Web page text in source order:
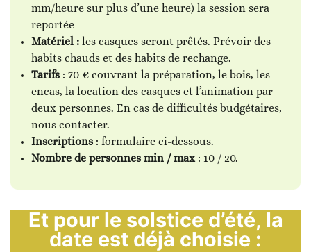
mm/heure sur plus d’une heure) la session sera
reportée
Matériel : les casques seront prêtés. Prévoir des
habits chauds et des habits de rechange.
Tarifs : 70 € couvrant la préparation, le bois, les
encas, la location des casques et l’animation par
deux personnes. En cas de difficultés budgétaires,
nous contacter.
Inscriptions : formulaire ci-dessous.
Nombre de personnes min / max : 10 / 20.
Et pour le solstice d’été, la
date est déjà choisie :